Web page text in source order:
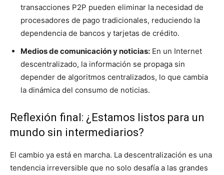
transacciones P2P pueden eliminar la necesidad de
procesadores de pago tradicionales, reduciendo la
dependencia de bancos y tarjetas de crédito.
Medios de comunicación y noticias: En un Internet
descentralizado, la información se propaga sin
depender de algoritmos centralizados, lo que cambia
la dinámica del consumo de noticias.
Reflexión final: ¿Estamos listos para un
mundo sin intermediarios?
El cambio ya está en marcha. La descentralización es una
tendencia irreversible que no solo desafía a las grandes